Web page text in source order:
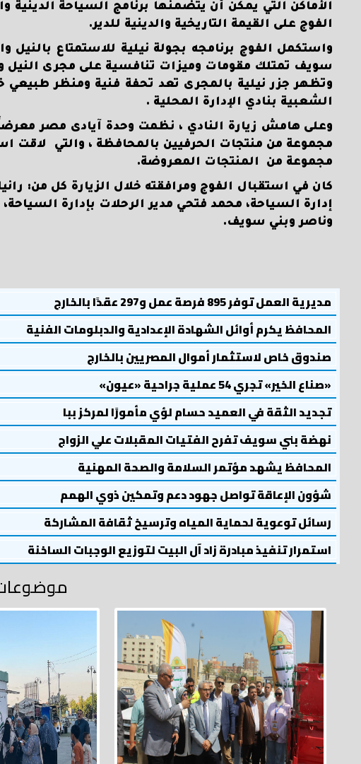
الأماكن التي يمكن أن يتضمنها برنامج السياحة الدينية
الفوج على القيمة التاريخية والدينية للدير.
واستكمل الفوج برنامجه بجولة نيلية للاستمتاع بالنيل
سويف تمتلك مقومات وميزات تنافسية على مجرى
وتظهر جزر نيلية بالمجرى تعد تحفة فنية ومنظر طبيعي
الشعبية بنادي الإدارة المحلية .
وعلى هامش زيارة النادي ، نظمت وحدة آيادى مصر معرضاً
مجموعة من منتجات الحرفيين بالمحافظة ، والتي
مجموعة من المنتجات المعروضة.
كان في استقبال الفوج ومرافقته خلال الزيارة كل من:
إدارة السياحة، محمد فتحي مدير الرحلات بإدارة
وناصر وبني سويف.
مديرية العمل توفر 895 فرصة عمل و297 عقدًا بالخارج
المحافظ يكرم أوائل الشهادة الإعدادية والدبلومات الفنية
صندوق خاص لاستثمار أموال المصريين بالخارج
«صناع الخير» تجري 54 عملية جراحية «عيون»
تجديد الثقة في العميد حسام لؤي مأمورًا لمركز ببا
نهضة بني سويف تفرح الفتيات المقبلات علي الزواج
المحافظ يشهد مؤتمر السلامة والصحة المهنية
شؤون الإعاقة تواصل جهود دعم وتمكين ذوي الهمم
رسائل توعوية لحماية المياه وترسيخ ثقافة المشاركة
استمرار تنفيذ مبادرة زاد آل البيت لتوزيع الوجبات الساخنة